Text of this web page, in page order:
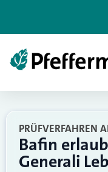
PRÜFVERFAHREN
Bafin
Generali